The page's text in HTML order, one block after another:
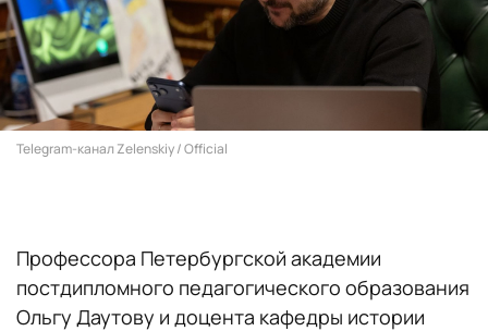
Telegram-канал Zelenskiy / Official
Профессора Петербургской академии
постдипломного педагогического образования
Ольгу Даутову и доцента кафедры истории